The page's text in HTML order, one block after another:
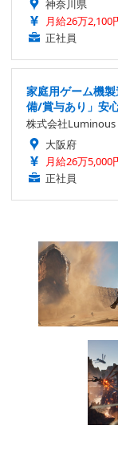
神奈川県
月給26万2,100
正社員
家庭用ゲーム機
備/賞与あり」安
株式会社Luminous
大阪府
月給26万5,000
正社員